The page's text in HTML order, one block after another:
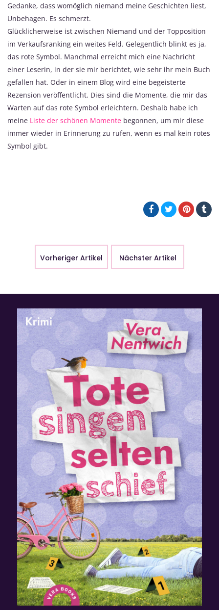
Gedanke, dass womöglich niemand meine Geschichten liest,
Unbehagen. Es schmerzt.
Glücklicherweise ist zwischen Niemand und der Topposition
im Verkaufsranking ein weites Feld. Gelegentlich blinkt es ja,
das rote Symbol. Manchmal erreicht mich eine Nachricht
einer Leserin, in der sie mir berichtet, wie sehr ihr mein Buch
gefallen hat. Oder in einem Blog wird eine begeisterte
Rezension veröffentlicht. Dies sind die Momente, die mir das
Warten auf das rote Symbol erleichtern. Deshalb habe ich
meine Liste der schönen Momente begonnen, um mir diese
immer wieder in Erinnerung zu rufen, wenn es mal kein rotes
Symbol gibt.
Vorheriger Artikel Nächster Artikel